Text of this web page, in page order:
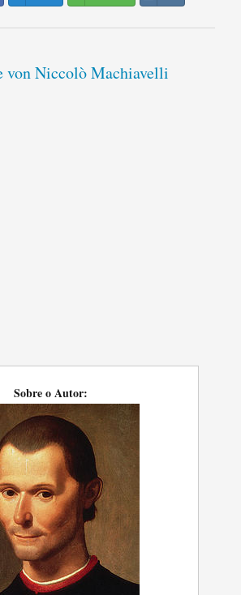
von Niccolò Machiavelli
Sobre o Autor: